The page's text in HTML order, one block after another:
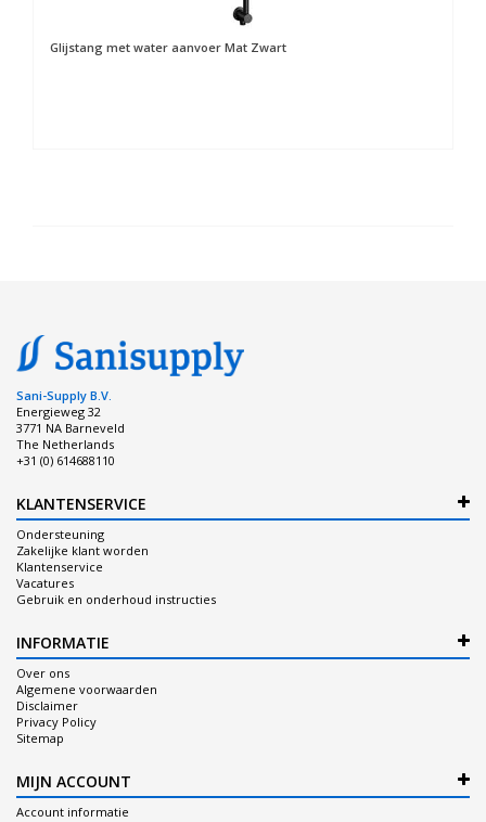
Glijstang met water aanvoer Mat Zwart
Sani-Supply B.V.
Energieweg 32
3771 NA Barneveld
The Netherlands
+31 (0) 614688110
KLANTENSERVICE
Ondersteuning
Zakelijke klant worden
Klantenservice
Vacatures
Gebruik en onderhoud instructies
INFORMATIE
Over ons
Algemene voorwaarden
Disclaimer
Privacy Policy
Sitemap
MIJN ACCOUNT
Account informatie